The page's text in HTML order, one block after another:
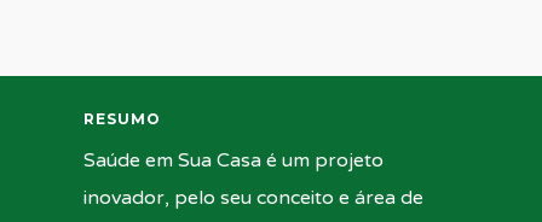
RESUMO
Saúde em Sua Casa é um projeto
inovador, pelo seu conceito e área de